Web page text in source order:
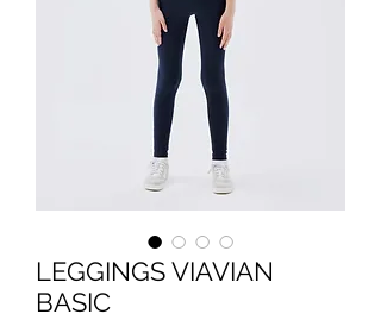
LEGGINGS VIAVIAN
BASIC